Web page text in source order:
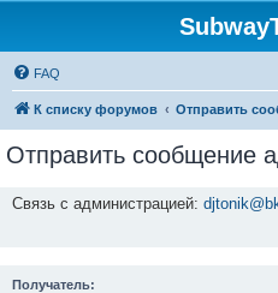
FAQ
К списку форумов Отправить
Отправить сообщение
Связь с администрацией:
Получатель: